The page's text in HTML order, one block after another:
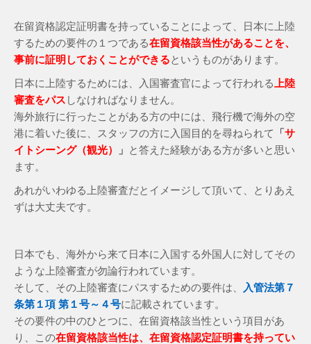
在留資格認定証明書を持っていることによって、日本に上陸
するための要件の１つである在留資格該当性があることを、
事前に証明しておくことができるというものがあります。
日本に上陸するためには、入国審査官によって行われる 上陸
審査をパス しなければなりません。
海外旅行に行ったことがある方の中には、飛行機で海外の空
港に着いた後に、スタッフの方に入国目的を尋ねられて
「サ
イトシーング（観光）
」 と答えた経験がある方が多いと思い
ます。
あれがいわゆる上陸審査だとイメージして頂いて、とりあえ
ずは大丈夫です。
日本でも、海外から来て日本に入国する外国人に対してその
ような上陸審査が勿論行われています。
そして、その上陸審査にパスするための要件は、
入管法第７
条第１項 第１号～４号に記載されています。
その要件の中のひとつに、在留資格該当性という項目があ
り、この在留資格該当性は、在留資格認定証明書を持ってい